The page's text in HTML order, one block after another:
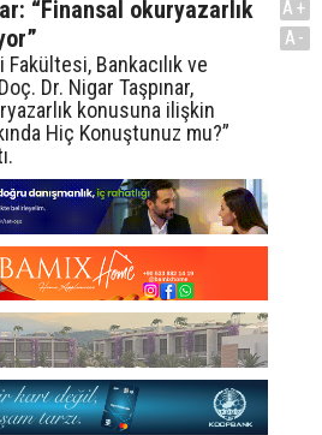
“Finansal okuryazarlık
Bankacılık ve
Dr. Nigar Taşpınar,
konusuna ilişkin
Hiç Konuştunuz mu?”
A+
A-